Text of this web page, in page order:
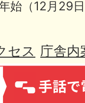
始（12月29
セス 庁舎内